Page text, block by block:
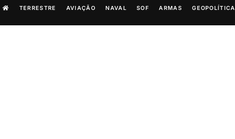
TERRESTRE AVIAÇÃO NAVAL SOF ARMAS GEOPOLÍTICA